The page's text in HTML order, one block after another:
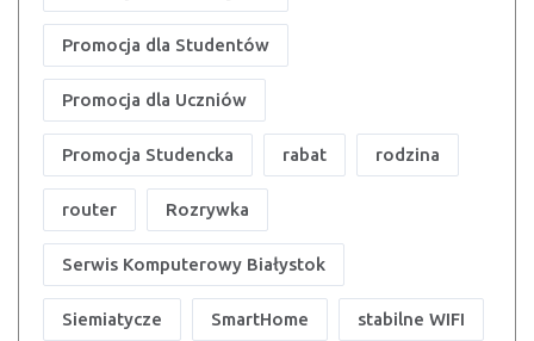
Promocja dla Studentów
Promocja dla Uczniów
Promocja Studencka rabat rodzina
router Rozrywka
Serwis Komputerowy Białystok
Siemiatycze SmartHome stabilne WIFI